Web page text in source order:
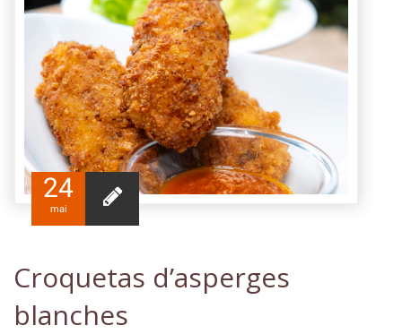
24
mai
Croquetas d’asperges
blanches